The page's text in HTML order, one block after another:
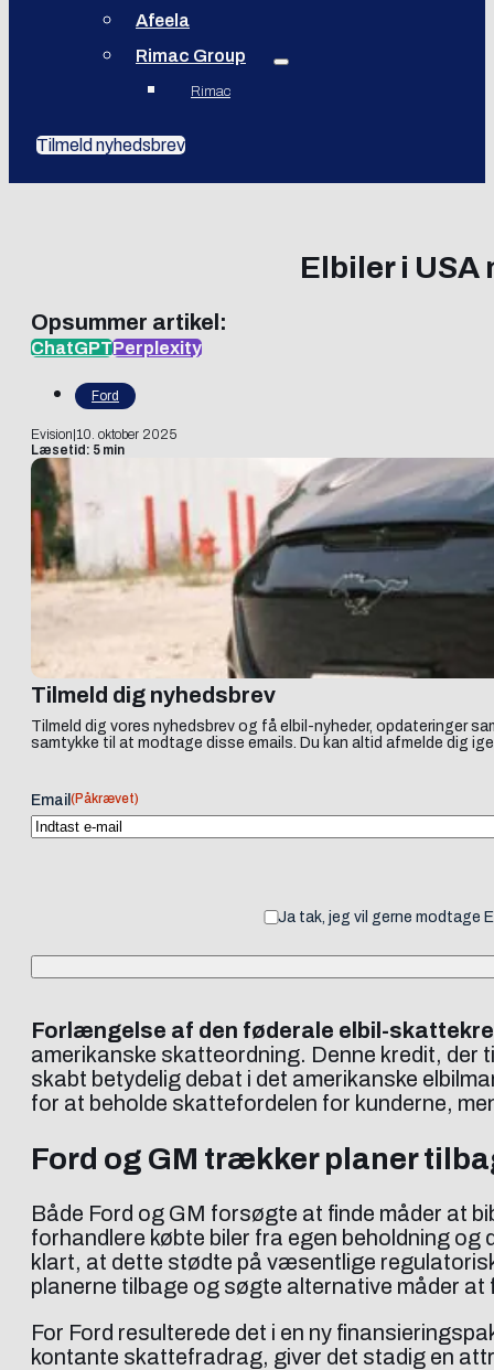
Afeela
Rimac Group
Rimac
Tilmeld nyhedsbrev
Elbiler i
Opsummer artikel:
ChatGPTPerplexity
Ford
Evision 10. oktober 2025
Læsetid: 5 min
Tilmeld dig nyhedsbrev
Tilmeld dig vores nyhedsbrev og få elbil-nyheder, opdateringer
samtykke til at modtage disse emails. Du kan altid afmelde dig
Email (Påkrævet)
Ja tak, jeg vil gerne modtage
Forlængelse af den føderale elbil-
amerikanske skatteordning. Denne kredit, der
skabt betydelig debat i det amerikanske
for at beholde skattefordelen for kunderne,
Ford og GM trækker planer
Både Ford og GM forsøgte at finde måder at
forhandlere købte biler fra egen beholdning
klart, at dette stødte på væsentlige
planerne tilbage og søgte alternative måder
For Ford resulterede det i en ny
kontante skattefradrag, giver det stadig en